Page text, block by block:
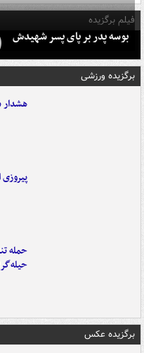
فیلم برگزیده
بوسه‌ پدر بر پای پسر شهیدش
برگزیده ورزشی
هشدار
حمله
برگزیده عکس